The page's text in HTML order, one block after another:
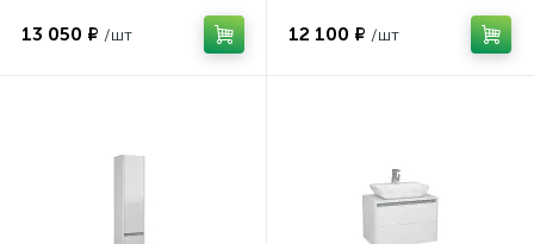
13 050 ₽ /шт 12 100 ₽ /шт